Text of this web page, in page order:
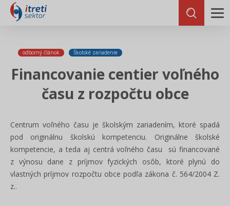
odborný článok Školské zariadenie
Financovanie centier voľného
času z rozpočtu obce
Centrum voľného času je školským zariadením, ktoré spadá
pod originálnu školskú kompetenciu. Originálne školské
kompetencie, a teda aj centrá voľného času sú financované
z výnosu dane z príjmov fyzických osôb, ktoré plynú do
vlastných príjmov rozpočtu obce podľa zákona č. 564/2004 Z.
z..